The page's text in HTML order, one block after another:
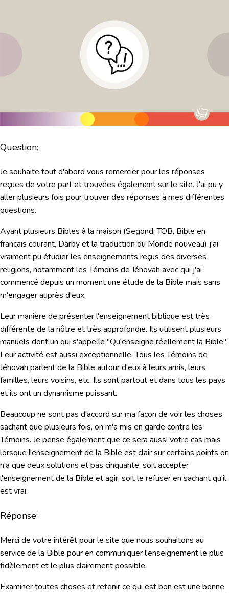
Question:
Je souhaite tout d'abord vous remercier pour les réponses
reçues de votre part et trouvées également sur le site. J'ai pu y
aller plusieurs fois pour trouver des réponses à mes différentes
questions.
Ayant plusieurs Bibles à la maison (Segond, TOB, Bible en
français courant, Darby et la traduction du Monde nouveau) j'ai
vraiment pu étudier les enseignements reçus des diverses
religions, notamment les Témoins de Jéhovah avec qui j'ai
commencé depuis un moment une étude de la Bible mais sans
m'engager auprès d'eux.
Leur manière de présenter l'enseignement biblique est très
différente de la nôtre et très approfondie. Ils utilisent plusieurs
manuels dont un qui s'appelle "Qu'enseigne réellement la Bible".
Leur activité est aussi exceptionnelle. Tous les Témoins de
Jéhovah parlent de la Bible autour d'eux à leurs amis, leurs
familles, leurs voisins, etc. Ils sont partout et dans tous les pays
et ils ont un dynamisme puissant.
Beaucoup ne sont pas d'accord sur ma façon de voir les choses
sachant que plusieurs fois, on m'a mis en garde contre les
Témoins. Je pense également que ce sera aussi votre cas mais
lorsque l'enseignement de la Bible est clair sur certains points on
n'a que deux solutions et pas cinquante: soit accepter
l'enseignement de la Bible et agir, soit le refuser en sachant qu'il
est vrai.
Réponse:
Merci de votre intérêt pour le site que nous souhaitons au
service de la Bible pour en communiquer l'enseignement le plus
fidèlement et le plus clairement possible.
Examiner toutes choses et retenir ce qui est bon est une bonne